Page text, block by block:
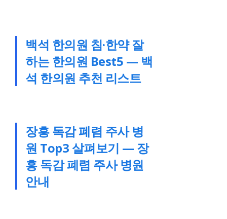
백석 한의원 침·한약 잘
하는 한의원 Best5 — 백
석 한의원 추천 리스트
장흥 독감 폐렴 주사 병
원 Top3 살펴보기 — 장
흥 독감 폐렴 주사 병원
안내